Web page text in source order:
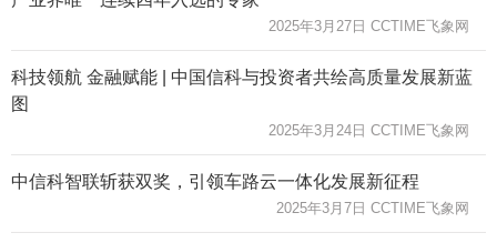
2025年3月27日 CCTIME飞象网
科技领航 金融赋能 | 中国信科与投资者共绘高质量发展新蓝
图
2025年3月24日 CCTIME飞象网
中信科智联斩获双奖，引领车路云一体化发展新征程
2025年3月7日 CCTIME飞象网